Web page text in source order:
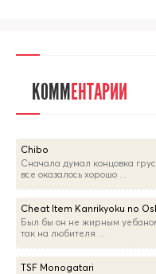
КОММЕНТАРИИ
Chibo
Сначала думал концовка
все оказалось хорошо ...
Cheat Item Kanrikyoku no
Был бы он не жирным
так на любителя ...
TSF Monogatari